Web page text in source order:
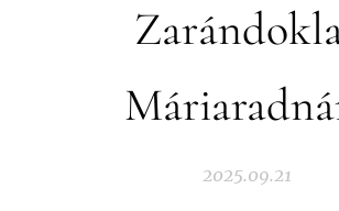
2025.09.21